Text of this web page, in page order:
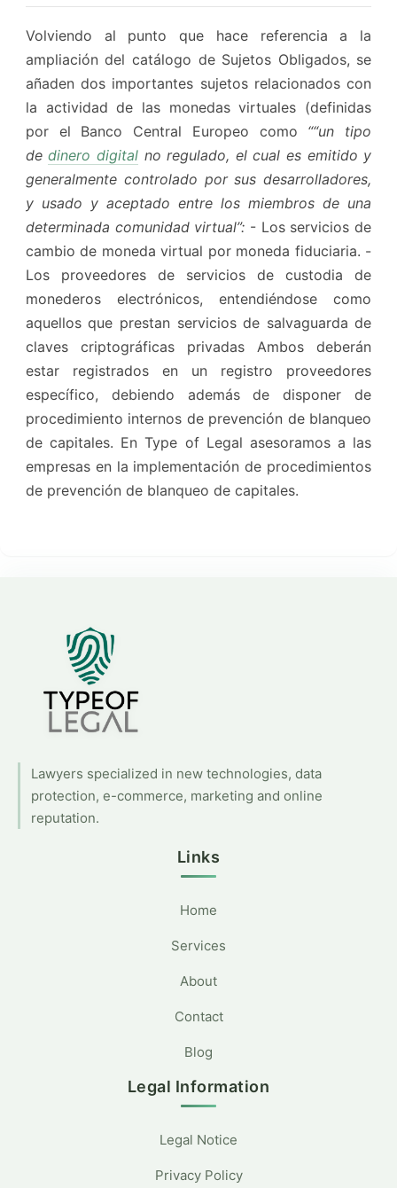
Volviendo al punto que hace referencia a la
ampliación del catálogo de Sujetos Obligados, se
añaden dos importantes sujetos relacionados con
la actividad de las monedas virtuales (definidas
por el Banco Central Europeo como ““un tipo
de dinero digital no regulado, el cual es emitido y
generalmente controlado por sus desarrolladores,
y usado y aceptado entre los miembros de una
determinada comunidad virtual”: - Los servicios de
cambio de moneda virtual por moneda fiduciaria. -
Los proveedores de servicios de custodia de
monederos electrónicos, entendiéndose como
aquellos que prestan servicios de salvaguarda de
claves criptográficas privadas Ambos deberán
estar registrados en un registro proveedores
específico, debiendo además de disponer de
procedimiento internos de prevención de blanqueo
de capitales. En Type of Legal asesoramos a las
empresas en la implementación de procedimientos
de prevención de blanqueo de capitales.
Lawyers specialized in new technologies, data
protection, e-commerce, marketing and online
reputation.
Links
Home
Services
About
Contact
Blog
Legal Information
Legal Notice
Privacy Policy